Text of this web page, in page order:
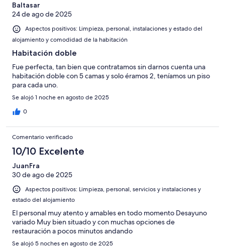
Baltasar
24 de ago de 2025
Aspectos positivos: Limpieza, personal, instalaciones y estado del
alojamiento y comodidad de la habitación
Habitación doble
Fue perfecta, tan bien que contratamos sin darnos cuenta una
habitación doble con 5 camas y solo éramos 2, teníamos un piso
para cada uno.
Se alojó 1 noche en agosto de 2025
0
Comentario verificado
10/10 Excelente
JuanFra
30 de ago de 2025
Aspectos positivos: Limpieza, personal, servicios y instalaciones y
estado del alojamiento
El personal muy atento y amables en todo momento Desayuno
variado Muy bien situado y con muchas opciones de
restauración a pocos minutos andando
Se alojó 5 noches en agosto de 2025